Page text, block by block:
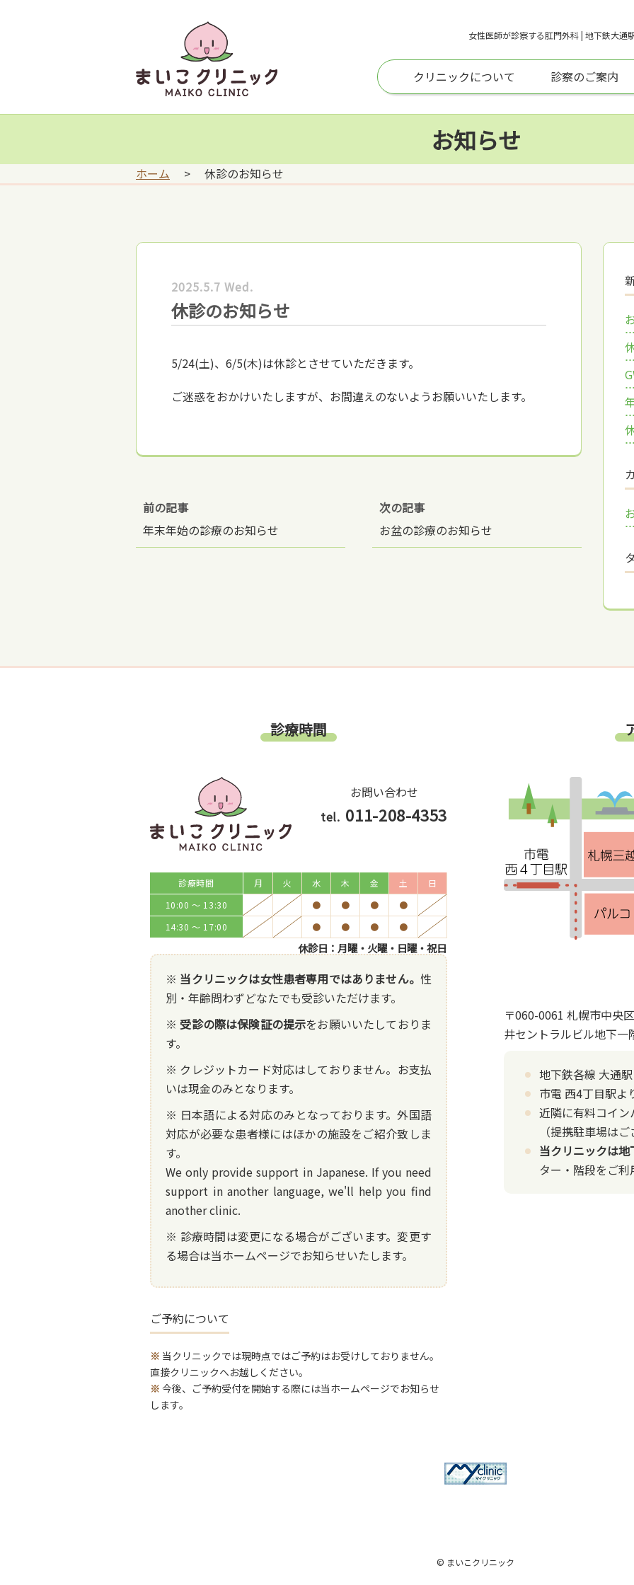
女性医師が診察する肛門外科 | 地下鉄大通
クリニックについて 診察のご案内
お知らせ
ホーム > 休診のお知らせ
2025.5.7 Wed.
休診のお知らせ
5/24(土)、6/5(木)は休診とさせていただきます。
ご迷惑をおかけいたしますが、お間違えのないようお願いいたします。
前の記事
年末年始の診療のお知らせ
次の記事
お盆の診療のお知らせ
診療時間
お問い合わせ
tel. 011-208-4353
診療時間 月 火 水 木 金 土
日
10:00 ～ 13:30
● ● ●
●
14:30 ～ 17:00
● ● ● ●
休診日：月曜・火曜・日曜・祝日
※ 当クリニックは女性患者専用ではありません。性
別・年齢問わずどなたでも受診いただけます。
※受診の際は保険証の提示をお願いいたしておりま
す。
※ クレジットカード対応はしておりません。お支払
いは現金のみとなります。
※ 日本語による対応のみとなっております。外国語
対応が必要な患者様にはほかの施設をご紹介致しま
す。
We only provide support in Japanese. If you need
support in another language, we'll help you find
another clinic.
※ 診療時間は変更になる場合がございます。変更す
る場合は当ホームページでお知らせいたします。
ご予約について
当クリニックでは現時点ではご予約はお受けしておりません。
直接クリニックへお越しください。
今後、ご予約受付を開始する際には当ホームページでお知らせ
します。
〒060-0061 札幌市中央
井セントラルビル地下一
地下鉄各線 大通
市電 西4丁目駅よ
近隣に有料コイ
（提携駐車場は
当クリニックは
ター・階段をご
© まいこクリニック